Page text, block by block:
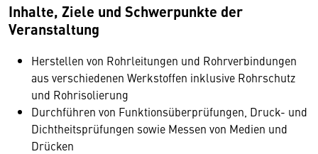
Inhalte, Ziele und Schwerpunkte der
Veranstaltung
Herstellen von Rohrleitungen und Rohrverbindungen
aus verschiedenen Werkstoffen inklusive Rohrschutz
und Rohrisolierung
Durchführen von Funktionsüberprüfungen, Druck- und
Dichtheitsprüfungen sowie Messen von Medien und
Drücken